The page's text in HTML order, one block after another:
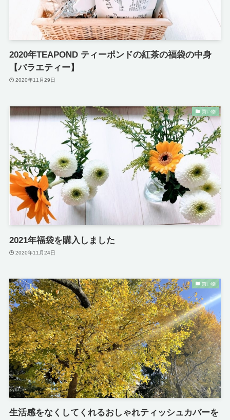
2020年TEAPOND ティーポンドの紅茶の福袋の中身
【バラエティー】
2020年11月29日
買い物
2021年福袋を購入しました
2020年11月24日
買い物
生活感をなくしてくれるおしゃれティッシュカバーを